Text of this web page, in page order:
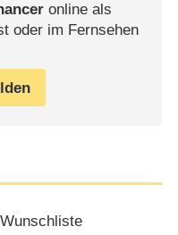
online als
oder im Fernsehen